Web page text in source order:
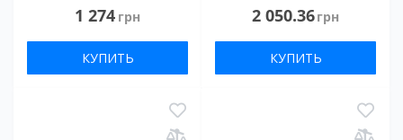
1 274 грн
КУПИТЬ
2 050.36грн
КУПИТЬ